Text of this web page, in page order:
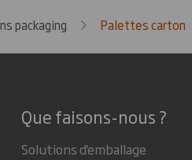
packaging Palettes carton
Que faisons-nous ?
Solutions d'emballage